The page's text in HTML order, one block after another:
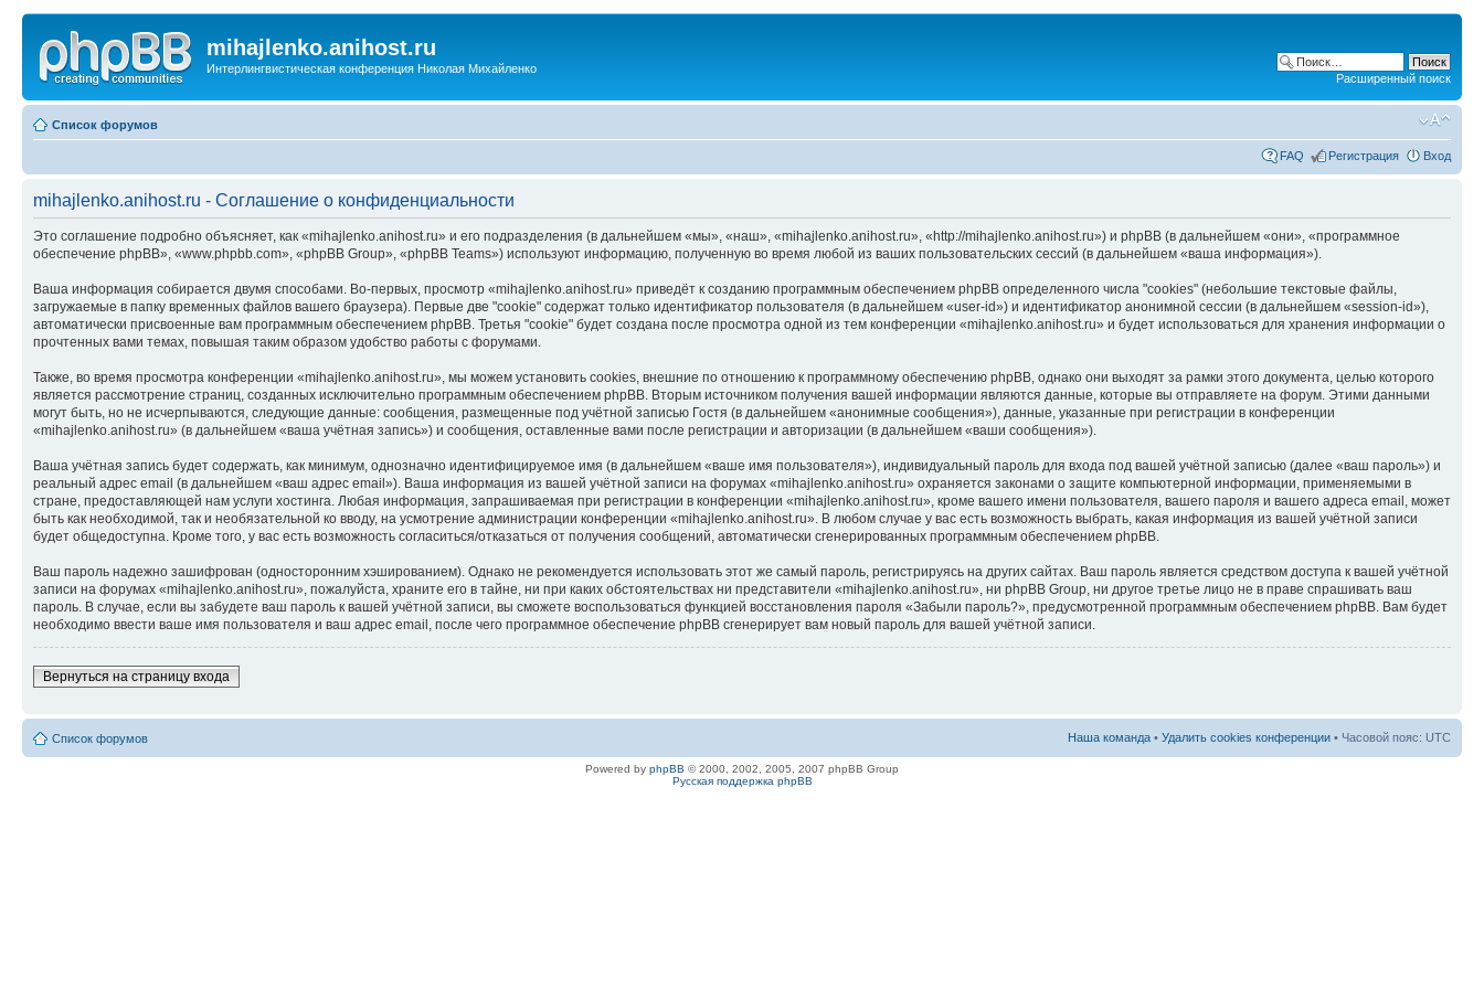
mihajlenko.anihost.ru
Интерлингвистическая конференция Николая Михайленко
Расширенный поиск
Список форумов
FAQ Регистрация Вход
mihajlenko.anihost.ru - Соглашение о конфиденциальности
Это соглашение подробно объясняет, как «mihajlenko.anihost.ru» и его подразделения (в дальнейшем «мы», «наш», «mihajlenko.anihost.ru», «http://mihajlenko.anihost.ru») и phpBB (в дальнейшем «они», «программное
обеспечение phpBB», «www.phpbb.com», «phpBB Group», «phpBB Teams») используют информацию, полученную во время любой из ваших пользовательских сессий (в дальнейшем «ваша информация»).
Ваша информация собирается двумя способами. Во-первых, просмотр «mihajlenko.anihost.ru» приведёт к созданию программным обеспечением phpBB определенного числа "cookies" (небольшие текстовые файлы,
загружаемые в папку временных файлов вашего браузера). Первые две "cookie" содержат только идентификатор пользователя (в дальнейшем «user-id») и идентификатор анонимной сессии (в дальнейшем «session-id»),
автоматически присвоенные вам программным обеспечением phpBB. Третья "cookie" будет создана после просмотра одной из тем конференции «mihajlenko.anihost.ru» и будет использоваться для хранения информации о
прочтенных вами темах, повышая таким образом удобство работы с форумами.
Также, во время просмотра конференции «mihajlenko.anihost.ru», мы можем установить cookies, внешние по отношению к программному обеспечению phpBB, однако они выходят за рамки этого документа, целью которого
является рассмотрение страниц, созданных исключительно программным обеспечением phpBB. Вторым источником получения вашей информации являются данные, которые вы отправляете на форум. Этими данными
могут быть, но не исчерпываются, следующие данные: сообщения, размещенные под учётной записью Гостя (в дальнейшем «анонимные сообщения»), данные, указанные при регистрации в конференции
«mihajlenko.anihost.ru» (в дальнейшем «ваша учётная запись») и сообщения, оставленные вами после регистрации и авторизации (в дальнейшем «ваши сообщения»).
Ваша учётная запись будет содержать, как минимум, однозначно идентифицируемое имя (в дальнейшем «ваше имя пользователя»), индивидуальный пароль для входа под вашей учётной записью (далее «ваш пароль») и
реальный адрес email (в дальнейшем «ваш адрес email»). Ваша информация из вашей учётной записи на форумах «mihajlenko.anihost.ru» охраняется законами о защите компьютерной информации, применяемыми в
стране, предоставляющей нам услуги хостинга. Любая информация, запрашиваемая при регистрации в конференции «mihajlenko.anihost.ru», кроме вашего имени пользователя, вашего пароля и вашего адреса email, может
быть как необходимой, так и необязательной ко вводу, на усмотрение администрации конференции «mihajlenko.anihost.ru». В любом случае у вас есть возможность выбрать, какая информация из вашей учётной записи
будет общедоступна. Кроме того, у вас есть возможность согласиться/отказаться от получения сообщений, автоматически сгенерированных программным обеспечением phpBB.
Ваш пароль надежно зашифрован (односторонним хэшированием). Однако не рекомендуется использовать этот же самый пароль, регистрируясь на других сайтах. Ваш пароль является средством доступа к вашей учётной
записи на форумах «mihajlenko.anihost.ru», пожалуйста, храните его в тайне, ни при каких обстоятельствах ни представители «mihajlenko.anihost.ru», ни phpBB Group, ни другое третье лицо не в праве спрашивать ваш
пароль. В случае, если вы забудете ваш пароль к вашей учётной записи, вы сможете воспользоваться функцией восстановления пароля «Забыли пароль?», предусмотренной программным обеспечением phpBB. Вам будет
необходимо ввести ваше имя пользователя и ваш адрес email, после чего программное обеспечение phpBB сгенерирует вам новый пароль для вашей учётной записи.
Вернуться на страницу входа
Список форумов Наша команда • Удалить cookies конференции • Часовой пояс: UTC
Powered by phpBB © 2000, 2002, 2005, 2007 phpBB Group
Русская поддержка phpBB